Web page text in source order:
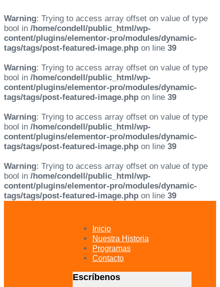
Warning: Trying to access array offset on value of type
bool in /home/condell/public_html/wp-
content/plugins/elementor-pro/modules/dynamic-
tags/tags/post-featured-image.php on line 39
Warning: Trying to access array offset on value of type
bool in /home/condell/public_html/wp-
content/plugins/elementor-pro/modules/dynamic-
tags/tags/post-featured-image.php on line 39
Warning: Trying to access array offset on value of type
bool in /home/condell/public_html/wp-
content/plugins/elementor-pro/modules/dynamic-
tags/tags/post-featured-image.php on line 39
Warning: Trying to access array offset on value of type
bool in /home/condell/public_html/wp-
content/plugins/elementor-pro/modules/dynamic-
tags/tags/post-featured-image.php on line 39
Inicio
Nuestra Historia
Programas
Contacto
Escríbenos